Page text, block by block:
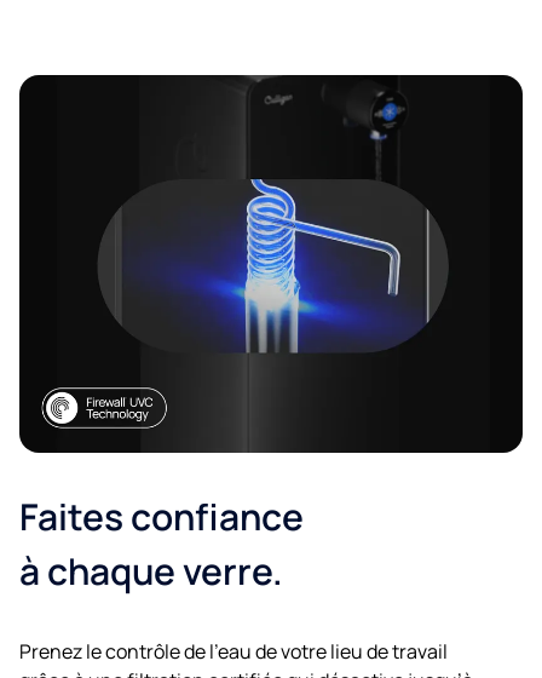
Faites confiance
à chaque verre.
Prenez le contrôle de l’eau de votre lieu de travail